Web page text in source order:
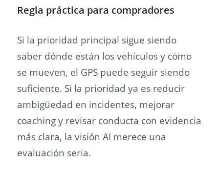
Regla práctica para compradores
Si la prioridad principal sigue siendo
saber dónde están los vehículos y cómo
se mueven, el GPS puede seguir siendo
suficiente. Si la prioridad ya es reducir
ambigüedad en incidentes, mejorar
coaching y revisar conducta con evidencia
más clara, la visión AI merece una
evaluación seria.